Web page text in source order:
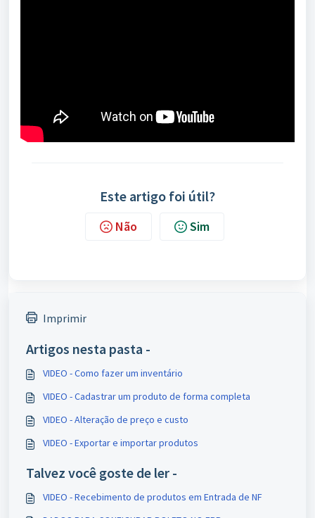
Este artigo foi útil?
Não Sim
Imprimir
Artigos nesta pasta -
VIDEO - Como fazer um inventário
VIDEO - Cadastrar um produto de forma completa
VIDEO - Alteração de preço e custo
VIDEO - Exportar e importar produtos
Talvez você goste de ler -
VIDEO - Recebimento de produtos em Entrada de NF